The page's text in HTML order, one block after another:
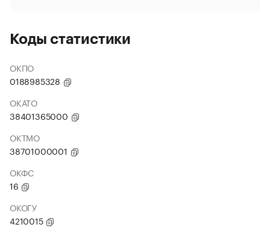
Коды статистики
ОКПО
0188985328
ОКАТО
38401365000
ОКТМО
38701000001
ОКФС
16
ОКОГУ
4210015